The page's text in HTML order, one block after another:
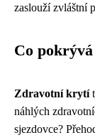
zaslouží zvláštní
Co
Zdravotní krytí
náhlých
sjezdovce?